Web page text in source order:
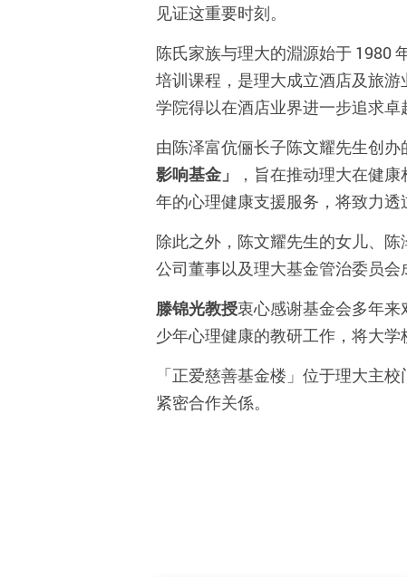
见证这重要时刻。
陈氏家族与理大的淵源始于 1980
培训课程，是理大成立酒店及旅
学院得以在酒店业界进一步追求卓
由陈泽富伉俪长子陈文耀先生创
影响基金」
，旨在推动理大在健
年的心理健康支援服务，将致力透
除此之外，陈文耀先生的女儿、
公司董事以及理大基金管治委员会
滕锦光教授衷心感谢基金会多年
少年心理健康的教研工作，将大学
「正爱慈善基金楼」位于理大主
紧密合作关係。